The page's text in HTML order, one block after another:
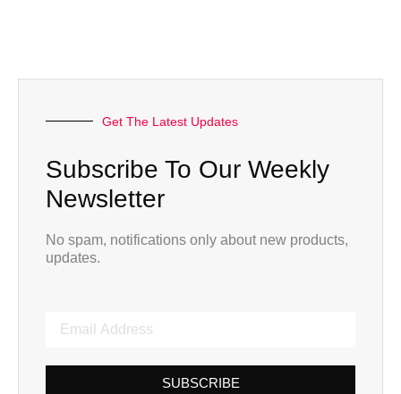
Get The Latest Updates
Subscribe To Our Weekly
Newsletter
No spam, notifications only about new products,
updates.
SUBSCRIBE